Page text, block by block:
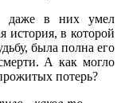
даже в них умел
история, в которой
была полна его
А как могло
потерь?